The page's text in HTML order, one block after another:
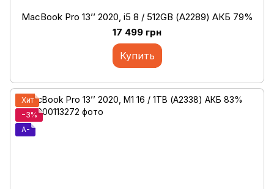
MacBook Pro 13’’ 2020, i5 8 / 512GB (А2289) АКБ 79%
17 499 грн
Купить
Хит
−3%
A-